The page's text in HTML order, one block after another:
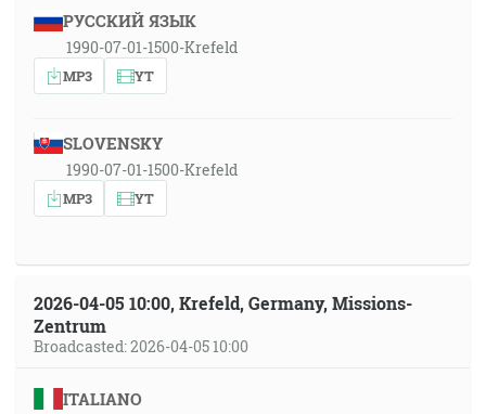
РУССКИЙ ЯЗЫК
1990-07-01-1500-Krefeld
MP3 YT
SLOVENSKY
1990-07-01-1500-Krefeld
MP3 YT
2026-04-05 10:00, Krefeld, Germany, Missions-
Zentrum
Broadcasted: 2026-04-05 10:00
ITALIANO